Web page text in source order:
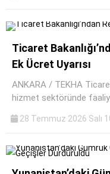
Ticaret
Ek Ücret Uyarısı
ANKARA / TEKHA
hizmet sektöründe
28 Temmuz 2026 Salı